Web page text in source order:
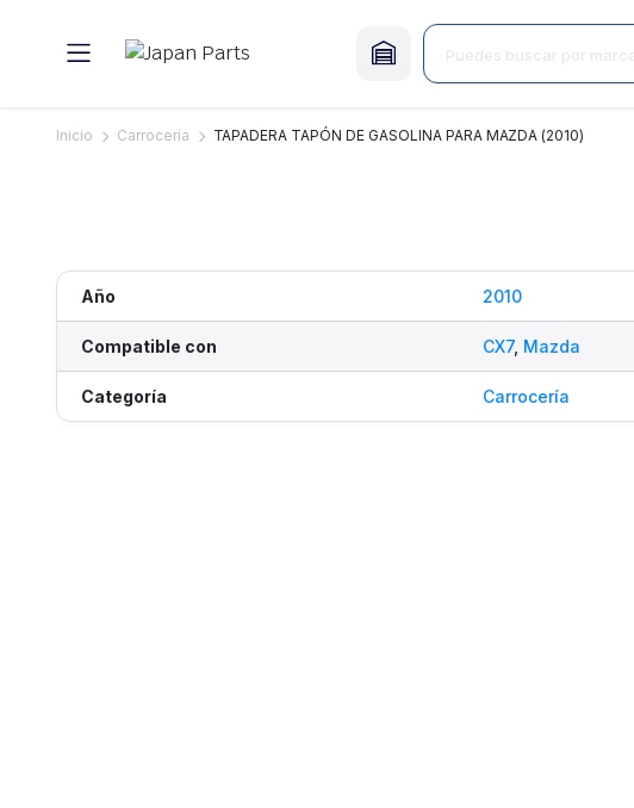
Inicio Carrocería TAPADERA TAPÓN DE GASOLINA PARA MAZDA (2010)
Año 2010
Compatible con CX7, Mazda
Categoría Carrocería